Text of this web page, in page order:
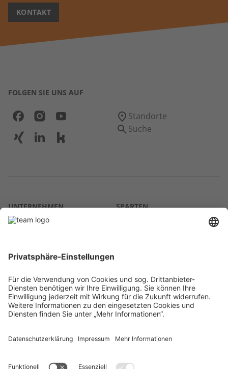
KONTAKT
FOLGEN SIE UNS AUF
Standorte
Suche
UNTERNEHMEN
Über uns
Karriere
Kontakt
SPARTEN
RECHTLICHES